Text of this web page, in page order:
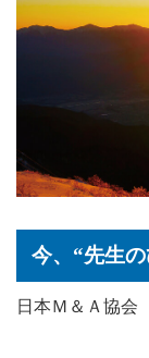
今、“先生
日本Ｍ＆Ａ協